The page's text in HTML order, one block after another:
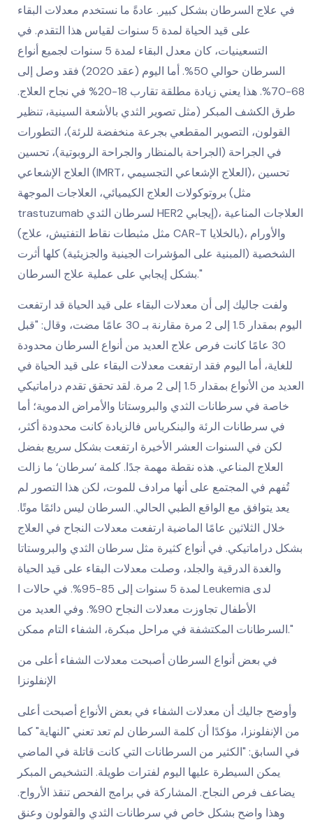
في علاج السرطان بشكل كبير. عادةً ما نستخدم معدلات البقاء
على قيد الحياة لمدة 5 سنوات لقياس هذا التقدم. في
التسعينيات، كان معدل البقاء لمدة 5 سنوات لجميع أنواع
السرطان حوالي 50%. أما اليوم (عقد 2020) فقد وصل إلى
68-70%. هذا يعني زيادة مطلقة تقارب 18-20% في نجاح العلاج.
طرق الكشف المبكر (مثل تصوير الثدي بالأشعة السينية، تنظير
القولون، التصوير المقطعي بجرعة منخفضة للرئة)، التطورات
في الجراحة (الجراحة بالمنظار والجراحة الروبوتية)، تحسين
العلاج الإشعاعي (IMRT، العلاج الإشعاعي التجسيمي)، تحسين
بروتوكولات العلاج الكيميائي، العلاجات الموجهة (مثل
trastuzumab لسرطان الثدي HER2 إيجابي)، العلاجات المناعية
(مثل مثبطات نقاط التفتيش، علاج CAR-T بالخلايا)، والأورام
الشخصية (المبنية على المؤشرات الجينية والجزيئية) كلها أثرت
بشكل إيجابي على عملية علاج السرطان."
ولفت جاليك إلى أن معدلات البقاء على قيد الحياة قد ارتفعت
اليوم بمقدار 1.5 إلى 2 مرة مقارنة بـ 30 عامًا مضت، وقال: "قبل
30 عامًا كانت فرص علاج العديد من أنواع السرطان محدودة
للغاية، أما اليوم فقد ارتفعت معدلات البقاء على قيد الحياة في
العديد من الأنواع بمقدار 1.5 إلى 2 مرة. لقد تحقق تقدم دراماتيكي
خاصة في سرطانات الثدي والبروستاتا والأمراض الدموية؛ أما
في سرطانات الرئة والبنكرياس فالزيادة كانت محدودة أكثر،
لكن في السنوات العشر الأخيرة ارتفعت بشكل سريع بفضل
العلاج المناعي. هذه نقطة مهمة جدًا. كلمة ’سرطان‘ ما زالت
تُفهم في المجتمع على أنها مرادف للموت، لكن هذا التصور لم
يعد يتوافق مع الواقع الطبي الحالي. السرطان ليس دائمًا موتًا.
خلال الثلاثين عامًا الماضية ارتفعت معدلات النجاح في العلاج
بشكل دراماتيكي. في أنواع كثيرة مثل سرطان الثدي والبروستاتا
والغدة الدرقية والجلد، وصلت معدلات البقاء على قيد الحياة
لمدة 5 سنوات إلى 85-95%. في حالات ا Leukemia لدى
الأطفال تجاوزت معدلات النجاح 90%. وفي العديد من
السرطانات المكتشفة في مراحل مبكرة، الشفاء التام ممكن."
في بعض أنواع السرطان أصبحت معدلات الشفاء أعلى من
الإنفلونزا
وأوضح جاليك أن معدلات الشفاء في بعض الأنواع أصبحت أعلى
من الإنفلونزا، مؤكدًا أن كلمة السرطان لم تعد تعني "النهاية" كما
في السابق: "الكثير من السرطانات التي كانت قاتلة في الماضي
يمكن السيطرة عليها اليوم لفترات طويلة. التشخيص المبكر
يضاعف فرص النجاح. المشاركة في برامج الفحص تنقذ الأرواح.
وهذا واضح بشكل خاص في سرطانات الثدي والقولون وعنق